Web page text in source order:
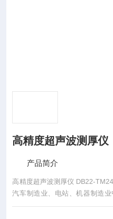
高精度超声波测厚仪
产品简介
高精度超声波测厚仪 DB22-TM240C适用于石化工业、造船业、
汽车制造业、电站、机器制造
材、 板坯、锻件、法兰、船壳